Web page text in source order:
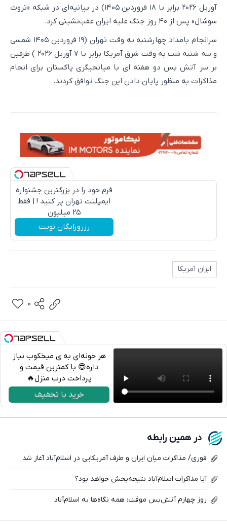
آوریل ۲۰۲۶ برابر با ۱۸ فروردین ۱۴۰۵) در بیانیه‌ای در شبکه «تروث
سوشال» پس از ۴۰ روز جنگ علیه ایران عقب‌نشینی کرد.
سرانجام بامداد چهارشنبه به وقت تهران (۱۹ فروردین ۱۴۰۵ شمسی
و سه شنبه شب به وقت شرق آمریکا برابر با ۷ آوریل ۲۰۲۶ ) طرفین
بر سر آتش بس دو هفته ای با میانجیگری پاکستان برای انجام
مذاکرات به منظور پایان دادن این جنگ توافق کردند.
فرم خود را در بزرگترین جشنواره
ایمپلنت تهران پر کنید ! | فقط
۲۵ میلیون
رزرورایگان نوبت
ایران آمریکا
تلگرام
واتساپ
0
هر خونه‌ای به ی میخکوب نیاز
داره😎 با کمترین قیمت و
پرداخت درب منزل🔥
خرید با تخفیف
در همین رابطه
فوری/ مذاکرات میان ایران و طرف آمریکایی در اسلام‌آباد آغاز شد
آیا مذاکرات اسلام‌آباد نتیجه‌بخش خواهد بود؟
روز چهارم آتش‌بس موقت: همه نگاه‌ها به اسلام‌آباد